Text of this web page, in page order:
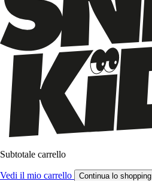
Subtotale carrello
Vedi il mio carrello Continua lo shopping